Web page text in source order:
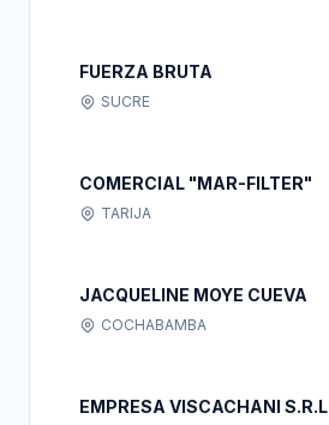
FUERZA BRUTA
SUCRE
COMERCIAL "MAR-FILTER"
TARIJA
JACQUELINE MOYE CUEVA
COCHABAMBA
EMPRESA VISCACHANI S.R.L